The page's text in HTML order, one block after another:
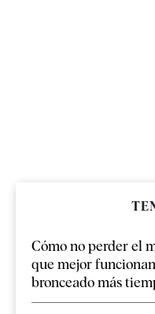
Cómo no perder el
que mejor
bronceado más